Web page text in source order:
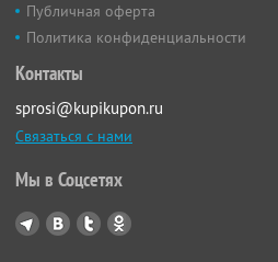
Публичная оферта
Политика конфиденциальности
Контакты
sprosi@kupikupon.ru
Связаться с нами
Мы в Соцсетях